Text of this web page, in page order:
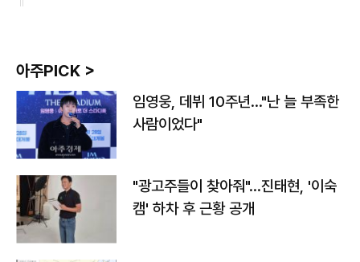
아주PICK >
임영웅, 데뷔 10주년…"난 늘 부족한
사람이었다"
"광고주들이 찾아줘"…진태현, '이숙
캠' 하차 후 근황 공개